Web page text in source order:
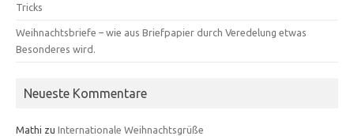
Tricks
Weihnachtsbriefe – wie aus Briefpapier durch Veredelung etwas
Besonderes wird.
Neueste Kommentare
Mathi zu Internationale Weihnachtsgrüße